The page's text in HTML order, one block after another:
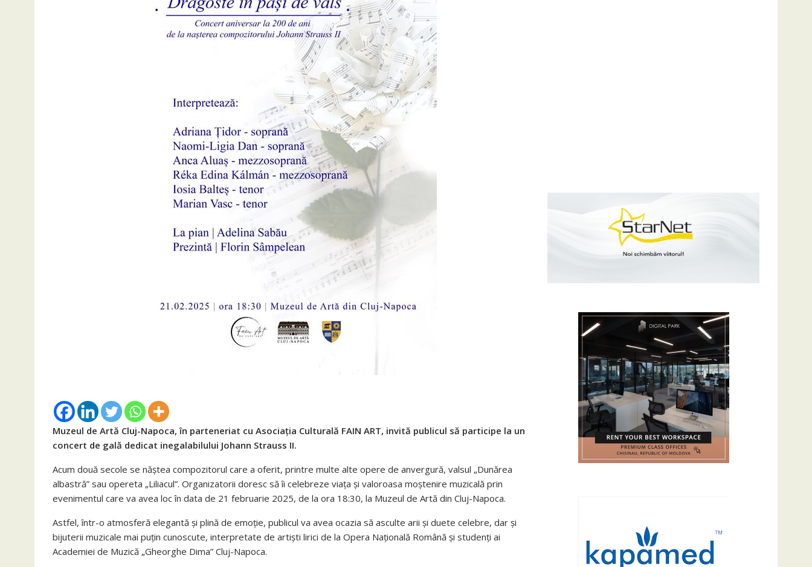
Muzeul de Artă Cluj-Napoca, în parteneriat cu Asociația Culturală FAIN ART, invită publicul să participe la un
concert de gală dedicat inegalabilului Johann Strauss II.
Acum două secole se năștea compozitorul care a oferit, printre multe alte opere de anvergură, valsul „Dunărea
albastră” sau opereta „Liliacul”. Organizatorii doresc să îi celebreze viața și valoroasa moștenire muzicală prin
evenimentul care va avea loc în data de 21 februarie 2025, de la ora 18:30, la Muzeul de Artă din Cluj-Napoca.
Astfel, într-o atmosferă elegantă și plină de emoție, publicul va avea ocazia să asculte arii și duete celebre, dar și
bijuterii muzicale mai puțin cunoscute, interpretate de artiști lirici de la Opera Națională Română și studenți ai
Academiei de Muzică „Gheorghe Dima” Cluj-Napoca.